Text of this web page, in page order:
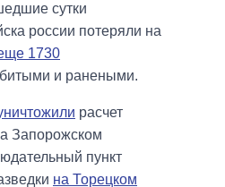
сутки
россии потеряли на
1730
и ранеными.
расчет
Запорожском
пункт
на Торецком